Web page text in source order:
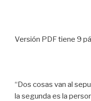
Versión PDF tiene 9
“Dos cosas van al
la segunda es la